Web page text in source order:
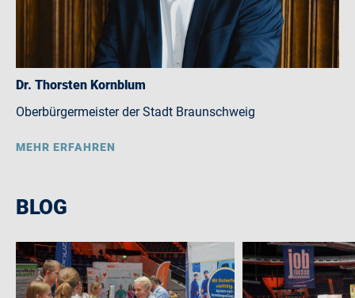
Dr. Thorsten Kornblum
Oberbürgermeister der Stadt Braunschweig
MEHR ERFAHREN
BLOG